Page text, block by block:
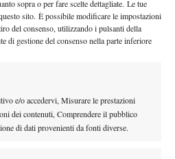
sopra o per fare scelte dettagliate. Le tue
sito. È possibile modificare le impostazioni
del consenso, utilizzando i pulsanti della
di gestione del consenso nella parte inferiore
e/o accedervi, Misurare le prestazioni
dei contenuti, Comprendere il pubblico
di dati provenienti da fonti diverse.
in un Masters 1000, a Roma.
Garrosche , nel bene o nel male, è
è qui che raggiunseil suo
In quell’occasione ottenne anche la
top 10a questo livello, battendo
di finale.
finale Slam per a prima volta,